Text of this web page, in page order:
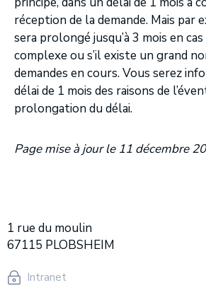
réception de la demande. Mais par
sera prolongé jusqu’à 3 mois en
complexe ou s’il existe un grand
demandes en cours. Vous serez
délai de 1 mois des raisons de
prolongation du délai.
Page mise à jour le 11 décembre
1 rue du moulin
67115 PLOBSHEIM
Intranet